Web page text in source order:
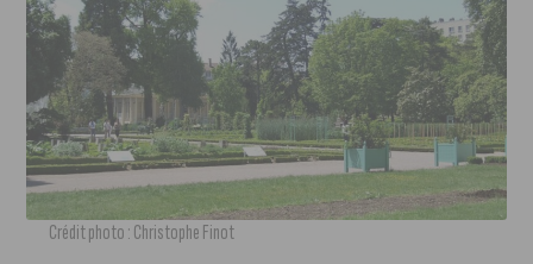
Crédit photo : Christophe Finot